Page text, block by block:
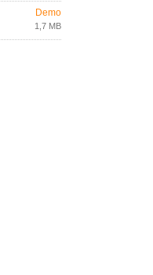
Demo
1,7 MB